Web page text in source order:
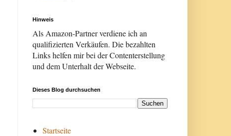
Hinweis
Als Amazon-Partner verdiene ich an
qualifizierten Verkäufen. Die bezahlten
Links helfen mir bei der Contenterstellung
und dem Unterhalt der Webseite.
Dieses Blog durchsuchen
Startseite